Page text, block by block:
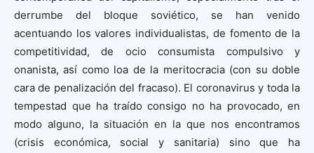
derrumbe del bloque soviético, se han venido
acentuando los valores individualistas, de fomento de la
competitividad, de ocio consumista compulsivo y
onanista, así como loa de la meritocracia (con su doble
cara de penalización del fracaso). El coronavirus y toda la
tempestad que ha traído consigo no ha provocado, en
modo alguno, la situación en la que nos encontramos
(crisis económica, social y sanitaria) sino que ha